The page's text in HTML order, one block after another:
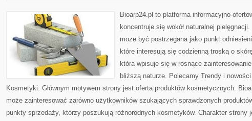
Bioarp24.pl to platforma informacyjno-
koncentruje się wokół naturalnej pielęgnacji.
może być postrzegana jako punkt
które interesują się codzienną troską o
która wpisuje się w rosnące
bliższą naturze. Polecamy Trendy i nowości
Kosmetyki. Głównym motywem strony jest oferta produktów kosmetycznych.
może zainteresować zarówno użytkowników szukających sprawdzonych
punkty sprzedaży, którzy poszukują różnorodnych kosmetyków. Charakter strony